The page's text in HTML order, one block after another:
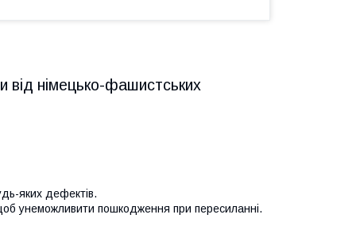
від німецько-фашистських
яких дефектів.
унеможливити пошкодження при пересиланні.